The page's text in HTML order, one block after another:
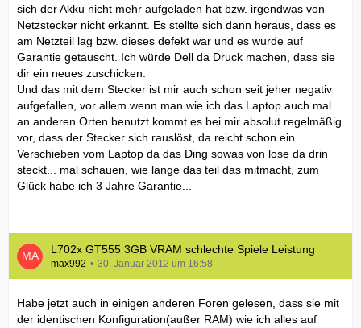
sich der Akku nicht mehr aufgeladen hat bzw. irgendwas von
Netzstecker nicht erkannt. Es stellte sich dann heraus, dass es
am Netzteil lag bzw. dieses defekt war und es wurde auf
Garantie getauscht. Ich würde Dell da Druck machen, dass sie
dir ein neues zuschicken.
Und das mit dem Stecker ist mir auch schon seit jeher negativ
aufgefallen, vor allem wenn man wie ich das Laptop auch mal
an anderen Orten benutzt kommt es bei mir absolut regelmäßig
vor, dass der Stecker sich rauslöst, da reicht schon ein
Verschieben vom Laptop da das Ding sowas von lose da drin
steckt... mal schauen, wie lange das teil das mitmacht, zum
Glück habe ich 3 Jahre Garantie...
L702x GT555 3GB VRAM schlechte Spiele Leistung
max992 30. Januar 2012 um 16:58
Habe jetzt auch in einigen anderen Foren gelesen, dass sie mit
der identischen Konfiguration(außer RAM) wie ich alles auf